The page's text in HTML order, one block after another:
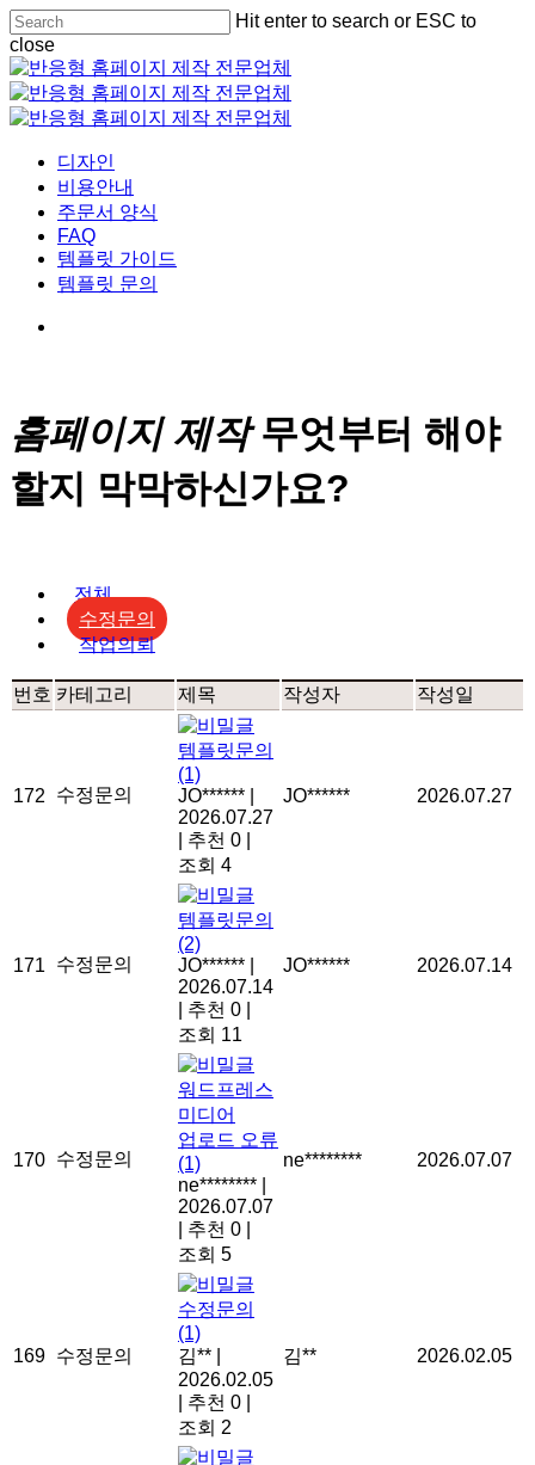
Skip
to
main
content
Hit enter to search or ESC to
close
Close
Search
Menu
디자인
비용안내
주문서 양식
FAQ
템플릿 가이드
템플릿 문의
홈페이지 제작무엇부터 해야
할지 막막하신가요?
전체
수정문의
작업의뢰
번호 카테고리 제목 작성자 작성일
172 수정문의
템플릿문의
(1)
JO******
2026.07.27
추천 0
조회 4
JO****** 2026.07.27
171 수정문의
템플릿문의
(2)
JO******
2026.07.14
추천 0
조회 11
JO****** 2026.07.14
170 수정문의
워드프레스
미디어
업로드 오류
(1)
ne********
2026.07.07
추천 0
조회 5
ne******** 2026.07.07
169 수정문의
수정문의
(1)
김**
2026.02.05
추천 0
조회 2
김** 2026.02.05